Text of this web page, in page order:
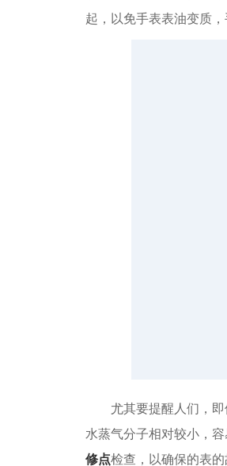
起，以免手表表油变质
尤其要提醒人们，即
水蒸气分子相对较小，
修点检查，以确保的表